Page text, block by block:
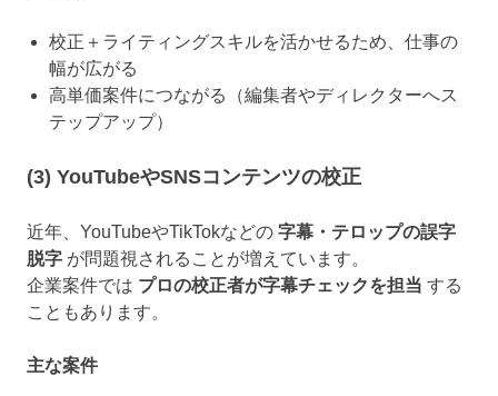
校正＋ライティングスキルを活かせるため、仕事の
幅が広がる
高単価案件につながる（編集者やディレクターへス
テップアップ）
(3) YouTubeやSNSコンテンツの校正
近年、YouTubeやTikTokなどの 字幕・テロップの誤字
脱字 が問題視されることが増えています。
企業案件では プロの校正者が字幕チェックを担当 する
こともあります。
主な案件